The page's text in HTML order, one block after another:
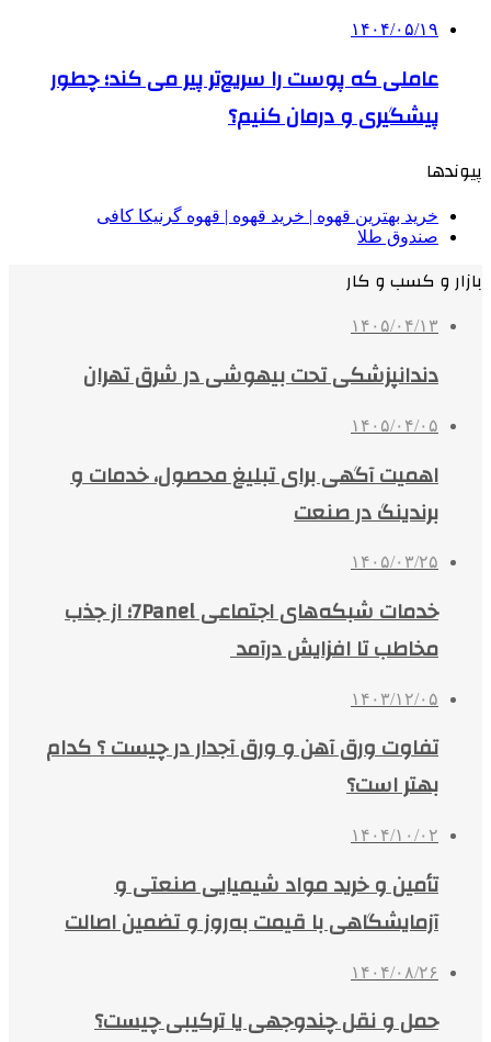
۱۴۰۴/۰۵/۱۹
عاملی که پوست را سریع‌تر پیر می کند؛ چطور
پیشگیری و درمان کنیم؟
پیوندها
خرید بهترین قهوه | خرید قهوه | قهوه گرنیکا کافی
صندوق طلا
بازار و کسب و کار
۱۴۰۵/۰۴/۱۳
دندانپزشکی تحت بیهوشی در شرق تهران
۱۴۰۵/۰۴/۰۵
اهمیت آگهی برای تبلیغ محصول، خدمات و
برندینگ در صنعت
۱۴۰۵/۰۳/۲۵
خدمات شبکه‌های اجتماعی 7Panel؛ از جذب
مخاطب تا افزایش درآمد
۱۴۰۳/۱۲/۰۵
تفاوت ورق آهن و ورق آجدار در چیست ؟ کدام
بهتر است؟
۱۴۰۴/۱۰/۰۲
تأمین و خرید مواد شیمیایی صنعتی و
آزمایشگاهی با قیمت به‌روز و تضمین اصالت
۱۴۰۴/۰۸/۲۶
حمل و نقل چندوجهی یا ترکیبی چیست؟